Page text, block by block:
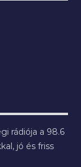
rádiója a 98.6
jó és friss